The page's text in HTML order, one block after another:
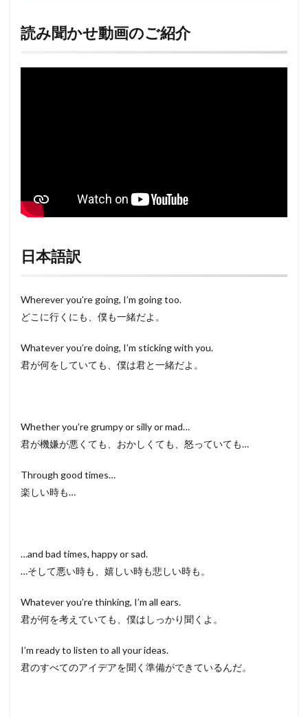
読み聞かせ動画のご紹介
日本語訳
Wherever you’re going, I’m going too.
どこに行くにも、僕も一緒だよ。
Whatever you’re doing, I’m sticking with you.
君が何をしていても、僕は君と一緒だよ。
Whether you’re grumpy or silly or mad…
君が機嫌が悪くても、おかしくても、怒っていても…
Through good times…
楽しい時も…
…and bad times, happy or sad.
…そして悪い時も、嬉しい時も悲しい時も。
Whatever you’re thinking, I’m all ears.
君が何を考えていても、僕はしっかり聞くよ。
I’m ready to listen to all your ideas.
君のすべてのアイデアを聞く準備ができているんだ。